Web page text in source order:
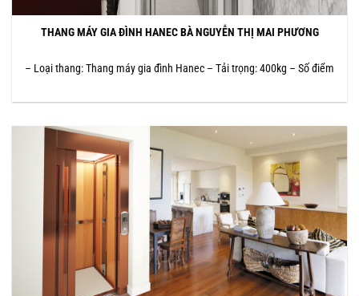
THANG MÁY GIA ĐÌNH HANEC BÀ NGUYỄN THỊ MAI PHƯƠNG
– Loại thang: Thang máy gia đình Hanec – Tải trọng: 400kg – Số điểm